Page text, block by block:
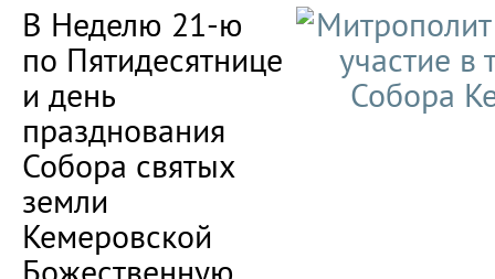
В Неделю 21-ю
по Пятидесятнице
и день
празднования
Собора святых
земли
Кемеровской